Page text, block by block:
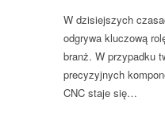
W dzisiejszych
odgrywa kluczową
branż. W przypadku
precyzyjnych
CNC staje się…